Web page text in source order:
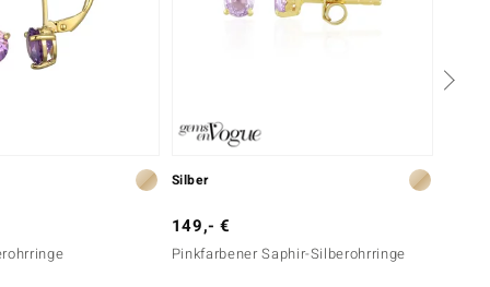
Silber
149,- €
Pinkfarbener Saphir-Silberohrringe